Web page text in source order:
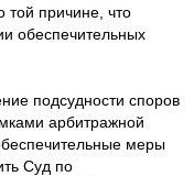
той причине, что
обеспечительных
подсудности споров
арбитражной
меры
Суд по